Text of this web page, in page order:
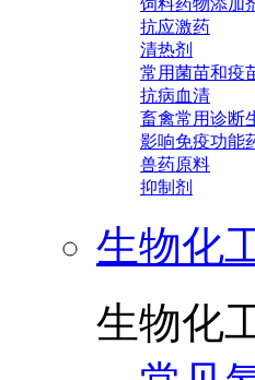
饲料药物添加
抗应激药
清热剂
常用菌苗和疫
抗病血清
畜禽常用诊断
影响免疫功能
兽药原料
抑制剂
生物化
生物化